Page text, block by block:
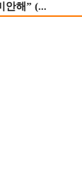
안해” (...